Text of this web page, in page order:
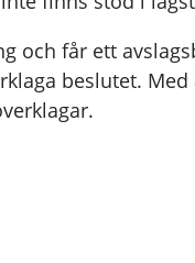
och får ett
beslutet.